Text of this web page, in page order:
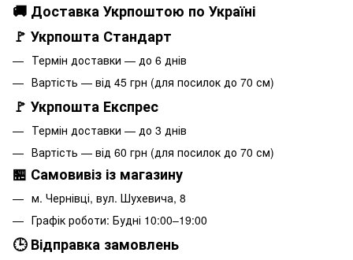
🚚 Доставка Укрпоштою по Україні
🚩 Укрпошта Стандарт
Термін доставки — до 6 днів
Вартість — від 45 грн (для посилок до 70 см)
🚩 Укрпошта Експрес
Термін доставки — до 3 днів
Вартість — від 60 грн (для посилок до 70 см)
🏪 Самовивіз із магазину
м. Чернівці, вул. Шухевича, 8
Графік роботи: Будні 10:00–19:00
🕒 Відправка замовлень